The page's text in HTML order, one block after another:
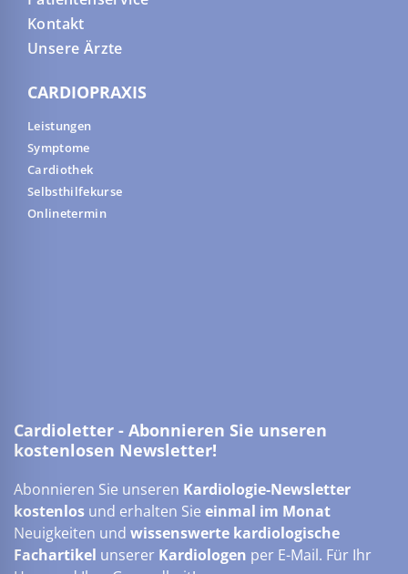
Kontakt
Unsere Ärzte
CARDIOPRAXIS
Leistungen
Symptome
Cardiothek
Selbsthilfekurse
Onlinetermin
Cardioletter - Abonnieren Sie unseren
kostenlosen Newsletter!
Abonnieren Sie unseren Kardiologie-Newsletter
kostenlos und erhalten Sie einmal im Monat
Neuigkeiten und wissenswerte kardiologische
Fachartikel unserer Kardiologen per E-Mail. Für Ihr